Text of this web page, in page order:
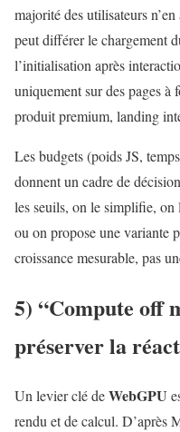
majorité des utilisateurs
peut différer le chargement
l’initialisation après
uniquement sur des pages à
produit premium, landing
Les budgets (poids JS,
donnent un cadre de
les seuils, on le simplifie, on
ou on propose une variante
croissance mesurable, pas
5) “Compute off
préserver la
Un levier clé deWebGPU
rendu et de calcul. D’après